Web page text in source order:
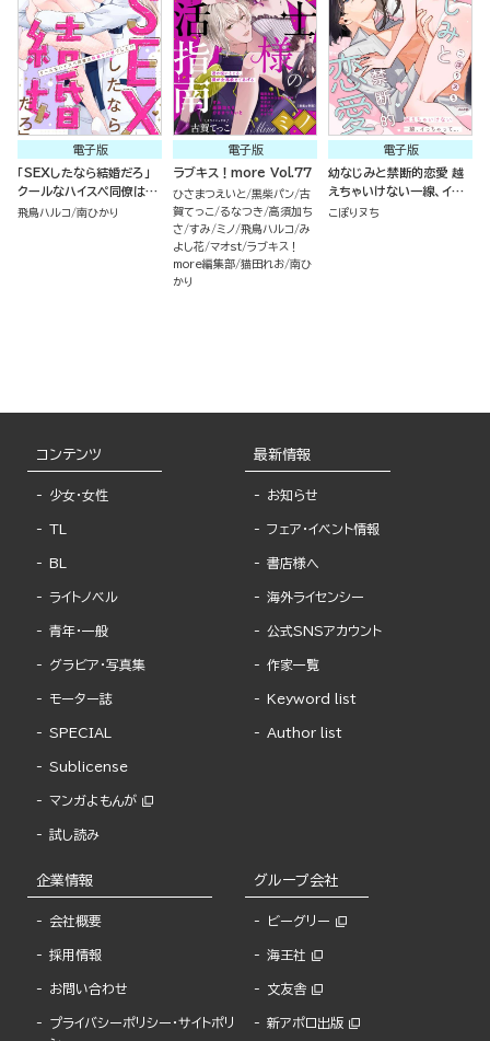
電子版
「SEXしたなら結婚だろ」
クールなハイスペ同僚は執
着ヤバ男でした!?（分冊
飛鳥ハルコ 南ひかり
電子版
ラブキス！more Vol.77
ひさまつえいと 黒柴パン 古
賀てっこ
るなつき 高須加ち
さ すみ ミノ 飛鳥ハルコ み
よし花 マオst ラブキス！
more編集部 猫田れお 南ひ
かり
電子版
幼なじみと禁断的恋愛 越
えちゃいけない一線、イっ
ちゃって… （2）
こぽりヌち
コンテンツ
少女・女性
TL
BL
ライトノベル
青年・一般
グラビア・写真集
モーター誌
SPECIAL
Sublicense
マンガよもんが
試し読み
最新情報
お知らせ
フェア・イベント情報
書店様へ
海外ライセンシー
公式SNSアカウント
作家一覧
Keyword list
Author list
企業情報
会社概要
採用情報
お問い合わせ
プライバシーポリシー・サイトポリ
グループ会社
ビーグリー
海王社
文友舎
新アポロ出版